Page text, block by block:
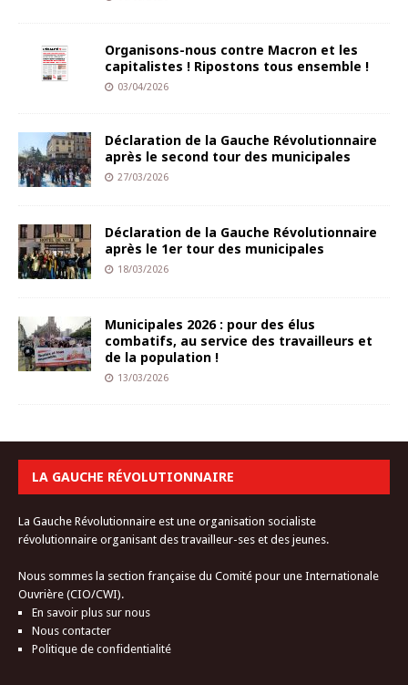
Organisons-nous contre Macron et les
capitalistes ! Ripostons tous ensemble !
03/04/2026
Déclaration de la Gauche Révolutionnaire
après le second tour des municipales
27/03/2026
Déclaration de la Gauche Révolutionnaire
après le 1er tour des municipales
18/03/2026
Municipales 2026 : pour des élus
combatifs, au service des travailleurs et
de la population !
13/03/2026
LA GAUCHE RÉVOLUTIONNAIRE
La Gauche Révolutionnaire est une organisation socialiste
révolutionnaire organisant des travailleur-ses et des jeunes.
Nous sommes la section française du Comité pour une Internationale
Ouvrière (CIO/CWI).
En savoir plus sur nous
Nous contacter
Politique de confidentialité